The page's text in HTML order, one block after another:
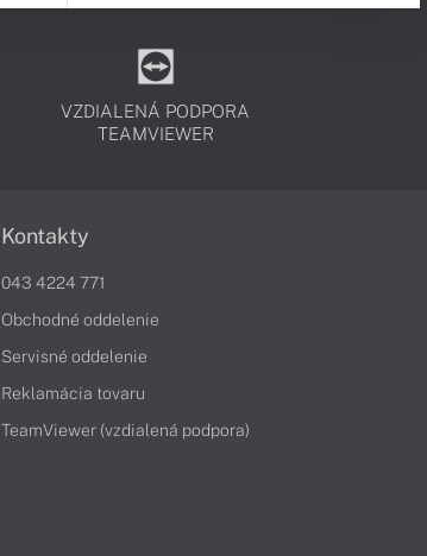
VZDIALENÁ PODPORA
TEAMVIEWER
Kontakty
043 4224 771
Obchodné oddelenie
Servisné oddelenie
Reklamácia tovaru
TeamViewer (vzdialená podpora)